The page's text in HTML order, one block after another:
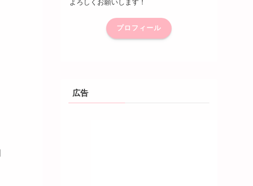
よろしくお願いします！
プロフィール
広告